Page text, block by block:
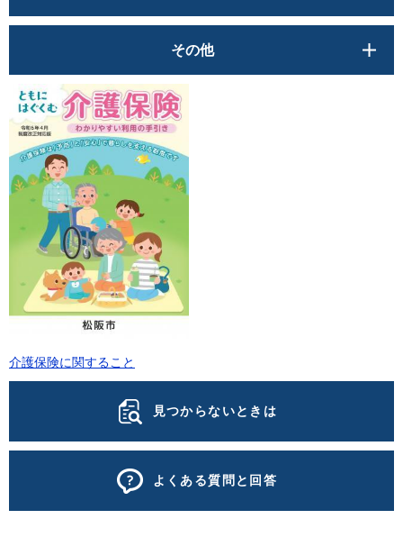
その他
介護保険に関すること
見つからないときは
よくある質問と回答